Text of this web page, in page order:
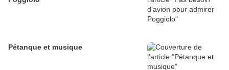
Pétanque et musique